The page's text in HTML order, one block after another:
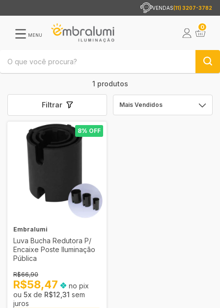
VENDAS(11) 3207-3782
MENU
0
1 produtos
Filtrar
8% OFF
Embralumi
Luva Bucha Redutora P/
Encaixe Poste Iluminação
Pública
R$66,90
R$58,47
no pix
5x de R$12,31 sem
juros